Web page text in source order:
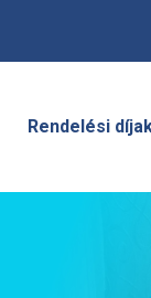
Rendelési